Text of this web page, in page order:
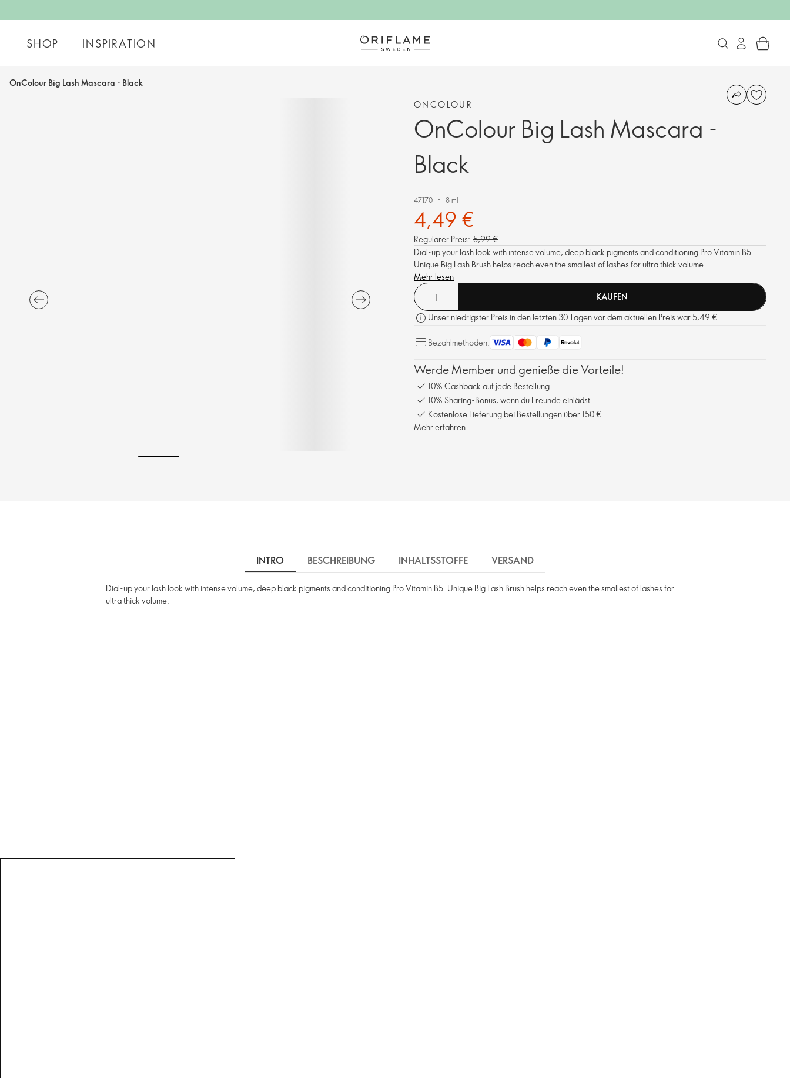
SHOP INSPIRATION
OnColour Big Lash Mascara - Black
ONCOLOUR
OnColour Big Lash Mascara -
Black
47170 8 ml
4,49 €
Regulärer Preis: 5,99 €
Dial-up your lash look with intense volume, deep black pigments and conditioning Pro Vitamin B5.
Unique Big Lash Brush helps reach even the smallest of lashes for ultra thick volume.
Mehr lesen
KAUFEN
Unser niedrigster Preis in den letzten 30 Tagen vor dem aktuellen Preis war 5,49 €
Bezahlmethoden:
Werde Member und genieße die Vorteile!
10% Cashback auf jede Bestellung
10% Sharing-Bonus, wenn du Freunde einlädst
Kostenlose Lieferung bei Bestellungen über 150 €
Mehr erfahren
INTRO BESCHREIBUNG INHALTSSTOFFE VERSAND
Dial-up your lash look with intense volume, deep black pigments and conditioning Pro Vitamin B5. Unique Big Lash Brush helps reach even the smallest of lashes for
ultra thick volume.